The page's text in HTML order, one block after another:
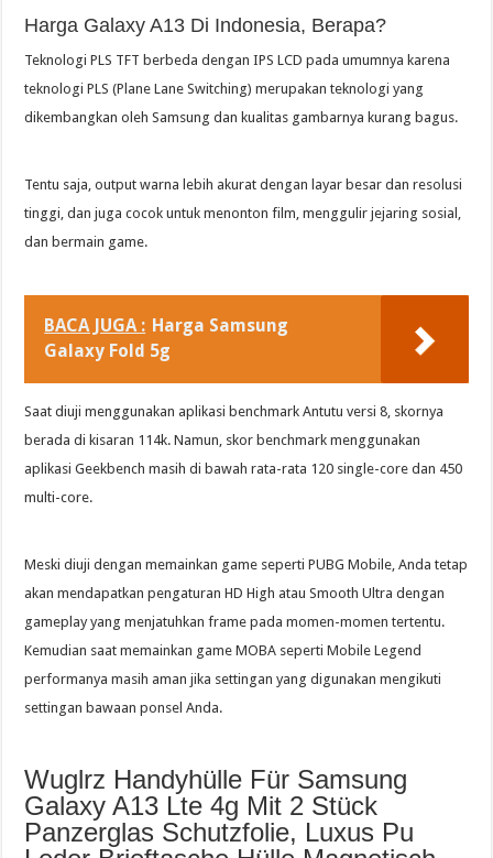
Harga Galaxy A13 Di Indonesia, Berapa?
Teknologi PLS TFT berbeda dengan IPS LCD pada umumnya karena
teknologi PLS (Plane Lane Switching) merupakan teknologi yang
dikembangkan oleh Samsung dan kualitas gambarnya kurang bagus.
Tentu saja, output warna lebih akurat dengan layar besar dan resolusi
tinggi, dan juga cocok untuk menonton film, menggulir jejaring sosial,
dan bermain game.
BACA JUGA : Harga Samsung
Galaxy Fold 5g
Saat diuji menggunakan aplikasi benchmark Antutu versi 8, skornya
berada di kisaran 114k. Namun, skor benchmark menggunakan
aplikasi Geekbench masih di bawah rata-rata 120 single-core dan 450
multi-core.
Meski diuji dengan memainkan game seperti PUBG Mobile, Anda tetap
akan mendapatkan pengaturan HD High atau Smooth Ultra dengan
gameplay yang menjatuhkan frame pada momen-momen tertentu.
Kemudian saat memainkan game MOBA seperti Mobile Legend
performanya masih aman jika settingan yang digunakan mengikuti
settingan bawaan ponsel Anda.
Wuglrz Handyhülle Für Samsung
Galaxy A13 Lte 4g Mit 2 Stück
Panzerglas Schutzfolie, Luxus Pu